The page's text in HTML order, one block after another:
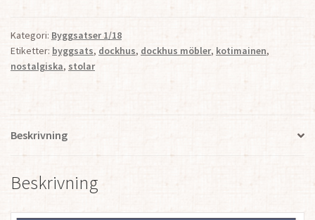
2
st
mängd
Kategori: Byggsatser 1/18
Etiketter: byggsats, dockhus, dockhus möbler, kotimainen,
nostalgiska, stolar
Beskrivning
Beskrivning